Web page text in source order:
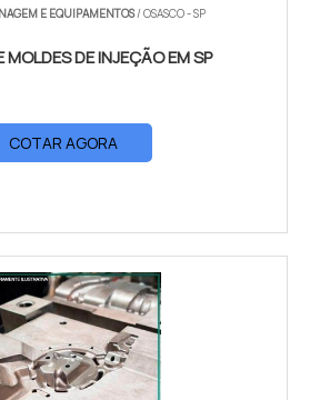
E EQUIPAMENTOS/ OSASCO - SP
MOLDES DE INJEÇÃO EM SP
COTAR AGORA